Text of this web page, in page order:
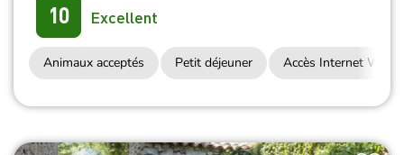
10 Excellent
Animaux acceptés Petit déjeuner Accès Internet Wifi